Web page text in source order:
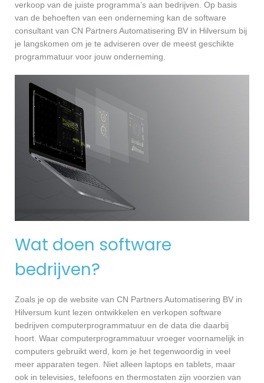
verkoop van de juiste programma’s aan bedrijven. Op basis
van de behoeften van een onderneming kan de software
consultant van CN Partners Automatisering BV in Hilversum bij
je langskomen om je te adviseren over de meest geschikte
programmatuur voor jouw onderneming.
Wat doen software
bedrijven?
Zoals je op de website van CN Partners Automatisering BV in
Hilversum kunt lezen ontwikkelen en verkopen software
bedrijven computerprogrammatuur en de data die daarbij
hoort. Waar computerprogrammatuur vroeger voornamelijk in
computers gebruikt werd, kom je het tegenwoordig in veel
meer apparaten tegen. Niet alleen laptops en tablets, maar
ook in televisies, telefoons en thermostaten zijn voorzien van